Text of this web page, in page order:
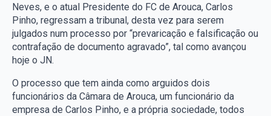
Neves, e o atual Presidente do FC de Arouca, Carlos
Pinho, regressam a tribunal, desta vez para serem
julgados num processo por “prevaricação e falsificação ou
contrafação de documento agravado”, tal como avançou
hoje o JN.
O processo que tem ainda como arguidos dois
funcionários da Câmara de Arouca, um funcionário da
empresa de Carlos Pinho, e a própria sociedade, todos